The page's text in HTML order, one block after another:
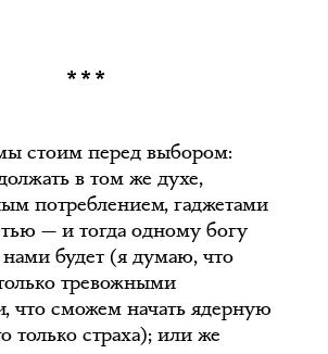
***
стоим перед выбором:
в том же духе,
потреблением, гаджетами
— и тогда одному богу
нами будет (я думаю, что
тревожными
что сможем начать ядерную
только страха); или же